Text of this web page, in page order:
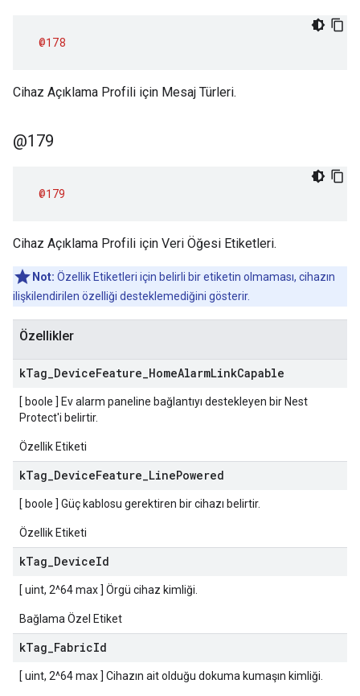
@178
Cihaz Açıklama Profili için Mesaj Türleri.
@179
@179
Cihaz Açıklama Profili için Veri Öğesi Etiketleri.
Not: Özellik Etiketleri için belirli bir etiketin olmaması, cihazın
ilişkilendirilen özelliği desteklemediğini gösterir.
Özellikler
kTag DeviceFeature HomeAlarmLinkCapable
[ boole ] Ev alarm paneline bağlantıyı destekleyen bir Nest
Protect'i belirtir.
Özellik Etiketi
kTag DeviceFeature LinePowered
[ boole ] Güç kablosu gerektiren bir cihazı belirtir.
Özellik Etiketi
kTag DeviceId
[ uint, 2^64 max ] Örgü cihaz kimliği.
Bağlama Özel Etiket
kTag FabricId
[ uint, 2^64 max ] Cihazın ait olduğu dokuma kumaşın kimliği.